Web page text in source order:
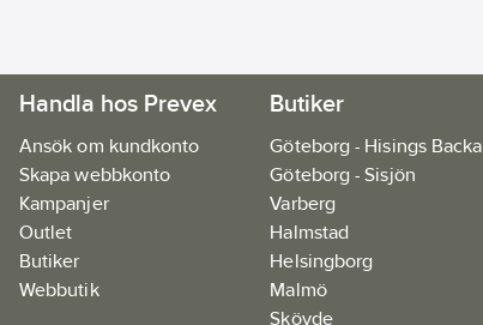
Handla hos Prevex
Ansök om kundkonto
Skapa webbkonto
Kampanjer
Outlet
Butiker
Webbutik
Butiker
Göteborg - Hisings Backa
Göteborg - Sisjön
Varberg
Halmstad
Helsingborg
Malmö
Skövde